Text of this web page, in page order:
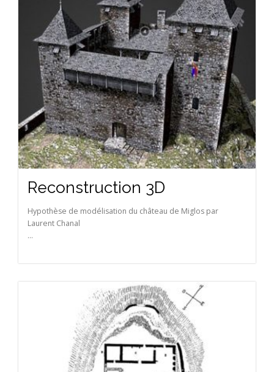
Reconstruction 3D
Hypothèse de modélisation du château de Miglos par
Laurent Chanal
...